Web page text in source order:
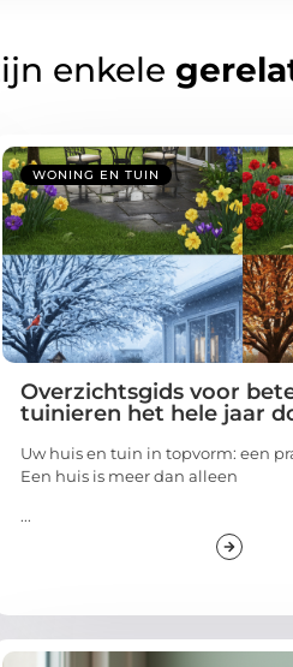
enkele
WONING EN TUIN
Overzichtsgids voor
tuinieren het hele jaar
Uw huis en tuin in topvorm: een
Een huis is meer dan alleen